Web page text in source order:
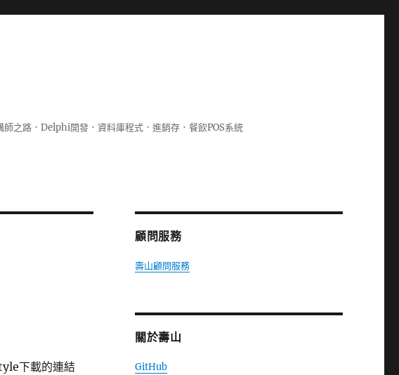
之路．Delphi開發．資料庫程式．進銷存．餐飲POS系統
下載的連結
顧問服務
壽山顧問服務
關於壽山
GitHub